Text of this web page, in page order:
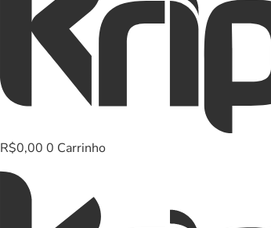
R$0,00 0 Carrinho